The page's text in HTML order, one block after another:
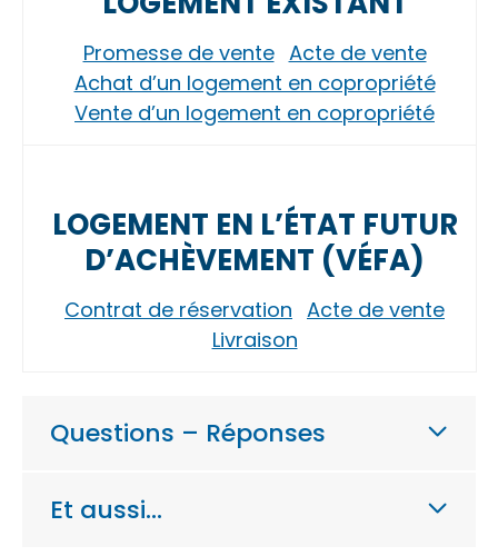
Promesse de vente Acte de vente
Achat d’un logement en copropriété
Vente d’un logement en copropriété
LOGEMENT EN L’ÉTAT FUTUR
D’ACHÈVEMENT (VÉFA)
Contrat de réservation Acte de vente
Livraison
Questions – Réponses
Et aussi…